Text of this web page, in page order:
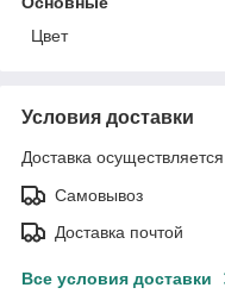
Цвет
Условия доставки
Доставка
Самовывоз
Доставка почтой
Все условия доставки